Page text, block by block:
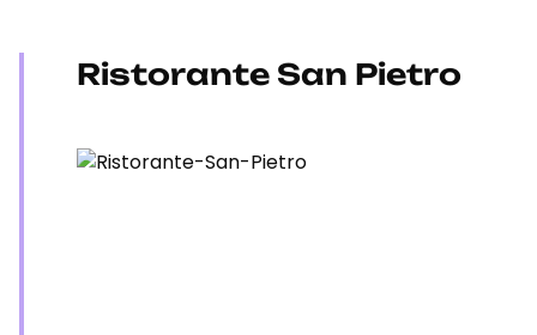
Ristorante San Pietro